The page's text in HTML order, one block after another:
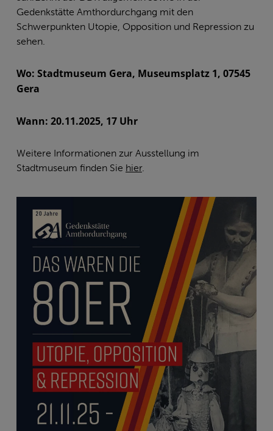
Gedenkstätte Amthordurchgang mit den
Schwerpunkten Utopie, Opposition und Repression zu
sehen.
Wo: Stadtmuseum Gera, Museumsplatz 1, 07545
Gera
Wann: 20.11.2025, 17 Uhr
Weitere Informationen zur Ausstellung im
Stadtmuseum finden Sie hier.